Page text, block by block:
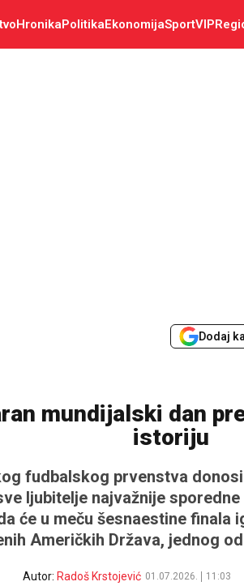
HronikaPolitikaEkonomijaSportVIP
Dodaj
mundijalski dan
istoriju
fudbalskog prvenstva
ljubitelje najvažnije
će u meču šesnaestine finala
Američkih Država, jednog
Autor: Radoš Krstojević 01.07.2026. 11:03